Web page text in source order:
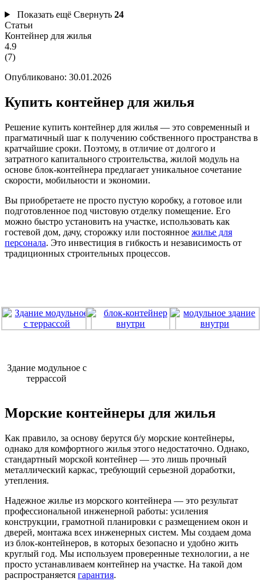
Показать ещё Свернуть 24
Статьи
Контейнер для жилья
4.9
(7)
Опубликовано: 30.01.2026
Купить контейнер для жилья
Решение купить контейнер для жилья — это современный и
прагматичный шаг к получению собственного пространства в
кратчайшие сроки. Поэтому, в отличие от долгого и
затратного капитального строительства, жилой модуль на
основе блок-контейнера предлагает уникальное сочетание
скорости, мобильности и экономии.
Вы приобретаете не просто пустую коробку, а готовое или
подготовленное под чистовую отделку помещение. Его
можно быстро установить на участке, использовать как
гостевой дом, дачу, сторожку или постоянное жилье для
персонала. Это инвестиция в гибкость и независимость от
традиционных строительных процессов.
Здание модульное с
террассой
Морские контейнеры для жилья
Как правило, за основу берутся б/у морские контейнеры,
однако для комфортного жилья этого недостаточно. Однако,
стандартный морской контейнер — это лишь прочный
металлический каркас, требующий серьезной доработки,
утепления.
Надежное жилье из морского контейнера — это результат
профессиональной инженерной работы: усиления
конструкции, грамотной планировки с размещением окон и
дверей, монтажа всех инженерных систем. Мы создаем дома
из блок-контейнеров, в которых безопасно и удобно жить
круглый год. Мы используем проверенные технологии, а не
просто устанавливаем контейнер на участке. На такой дом
распространяется гарантия.